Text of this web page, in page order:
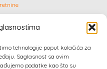
tehnologije poput kolačića za
Saglasnost sa ovim
podatke kao što su
AND SECOND PASSPORT